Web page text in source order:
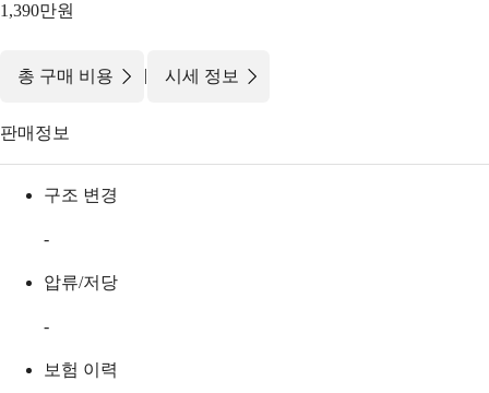
1,390만원
총 구매 비용 | 시세 정보
판매정보
구조 변경
-
압류/저당
-
보험 이력